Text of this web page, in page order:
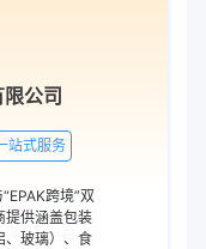
公司
站式服务
跨境”双
提供涵盖包装
、玻璃）、食